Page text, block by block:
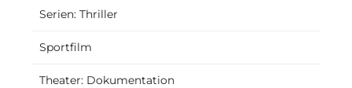
Serien: Thriller
Sportfilm
Theater: Dokumentation